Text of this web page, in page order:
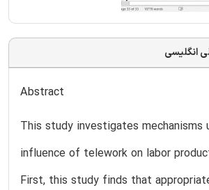
انگلیسی
Abstract
This study investigates mechanisms
influence of telework on labor
First, this study finds that